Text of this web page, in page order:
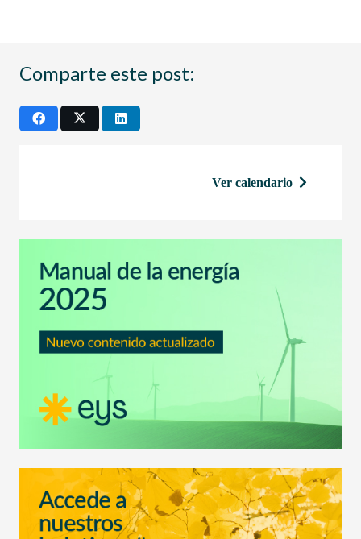
Comparte este post:
Ver calendario